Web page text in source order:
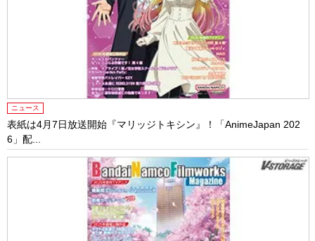
ニュース
表紙は4月7日放送開始『マリッジトキシン』！「AnimeJapan 202
6」配...